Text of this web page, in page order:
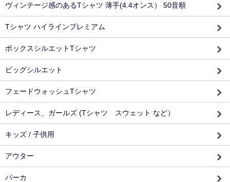
ヴィンテージ感のあるTシャツ 薄手(4.4オンス） 50音順
Tシャツ ハイラインプレミアム
ボックスシルエットTシャツ
ビッグシルエット
フェードウォッシュTシャツ
レディース、ガールズ (Tシャツ スウェット など）
キッズ / 子供用
アウター
パーカ